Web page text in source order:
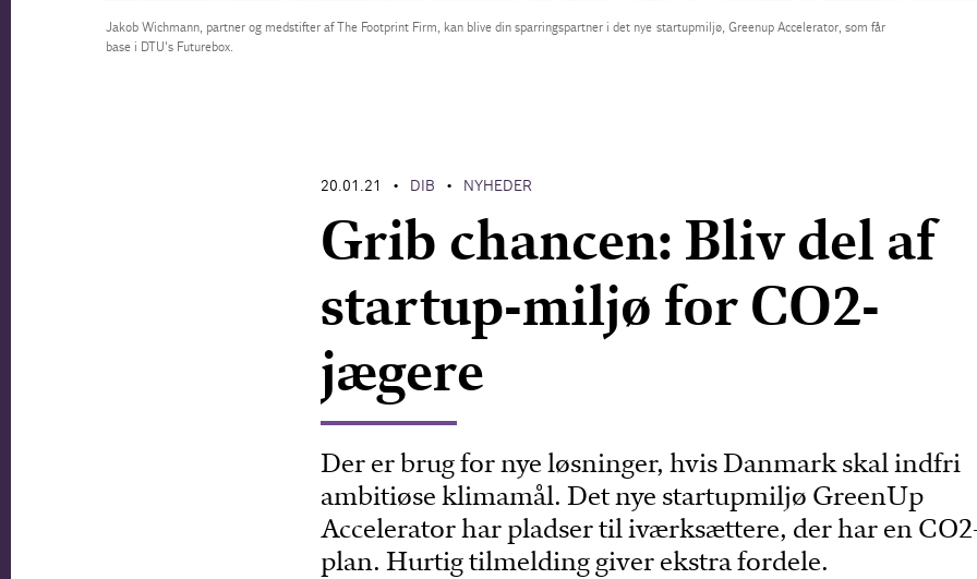
Jakob Wichmann, partner og medstifter af The Footprint Firm, kan blive din sparringspartner i det nye startupmiljø, Greenup Accelerator, som får
base i DTU's Futurebox.
20.01.21 • DIB • NYHEDER
Grib chancen: Bliv del af
startup-miljø for CO2-
jægere
Der er brug for nye løsninger, hvis Danmark skal indfri
ambitiøse klimamål. Det nye startupmiljø GreenUp
Accelerator har pladser til iværksættere, der har en
plan. Hurtig tilmelding giver ekstra fordele.